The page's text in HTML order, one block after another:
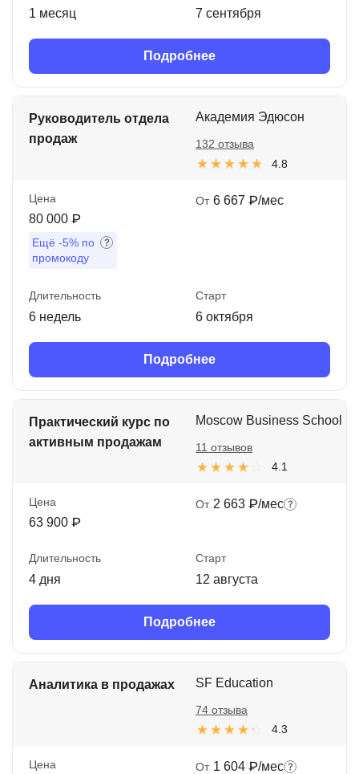
1 месяц 7 сентября
Подробнее
Руководитель отдела
продаж
Академия Эдюсон
4.8
132 отзыва
Цена
80 000 ₽
Ещё -5% по
промокоду
От 6 667 ₽/мес
Длительность
6 недель
Старт
6 октября
Подробнее
Практический курс по
активным продажам
Moscow Business School
4.1
11 отзывов
Цена
63 900 ₽
От 2 663 ₽/мес
Длительность
4 дня
Старт
12 августа
Подробнее
Аналитика в продажах SF Education
4.3
74 отзыва
Цена От 1 604 ₽/мес